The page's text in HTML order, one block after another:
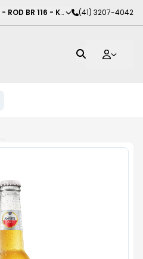
- ROD BR 116 - KM 102,Curitiba-PR
(41) 3207-4042
Cerveja Amstel Long Neck 275ml Ultra